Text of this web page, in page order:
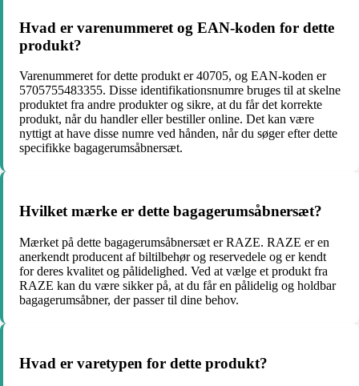
Hvad er varenummeret og EAN-koden for dette
produkt?
Varenummeret for dette produkt er 40705, og EAN-koden er
5705755483355. Disse identifikationsnumre bruges til at skelne
produktet fra andre produkter og sikre, at du får det korrekte
produkt, når du handler eller bestiller online. Det kan være
nyttigt at have disse numre ved hånden, når du søger efter dette
specifikke bagagerumsåbnersæt.
Hvilket mærke er dette bagagerumsåbnersæt?
Mærket på dette bagagerumsåbnersæt er RAZE. RAZE er en
anerkendt producent af biltilbehør og reservedele og er kendt
for deres kvalitet og pålidelighed. Ved at vælge et produkt fra
RAZE kan du være sikker på, at du får en pålidelig og holdbar
bagagerumsåbner, der passer til dine behov.
Hvad er varetypen for dette produkt?